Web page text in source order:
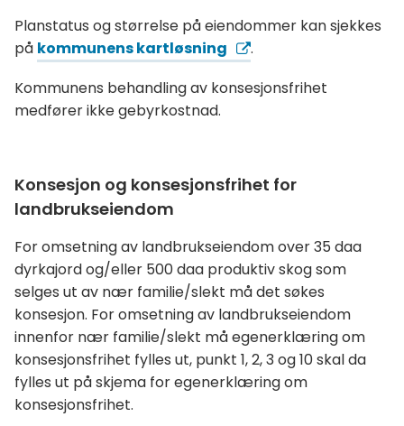
Planstatus og størrelse på eiendommer kan sjekkes
på kommunens kartløsning
.
Kommunens behandling av konsesjonsfrihet
medfører ikke gebyrkostnad.
Konsesjon og konsesjonsfrihet for
landbrukseiendom
For omsetning av landbrukseiendom over 35 daa
dyrkajord og/eller 500 daa produktiv skog som
selges ut av nær familie/slekt må det søkes
konsesjon. For omsetning av landbrukseiendom
innenfor nær familie/slekt må egenerklæring om
konsesjonsfrihet fylles ut, punkt 1, 2, 3 og 10 skal da
fylles ut på skjema for egenerklæring om
konsesjonsfrihet.